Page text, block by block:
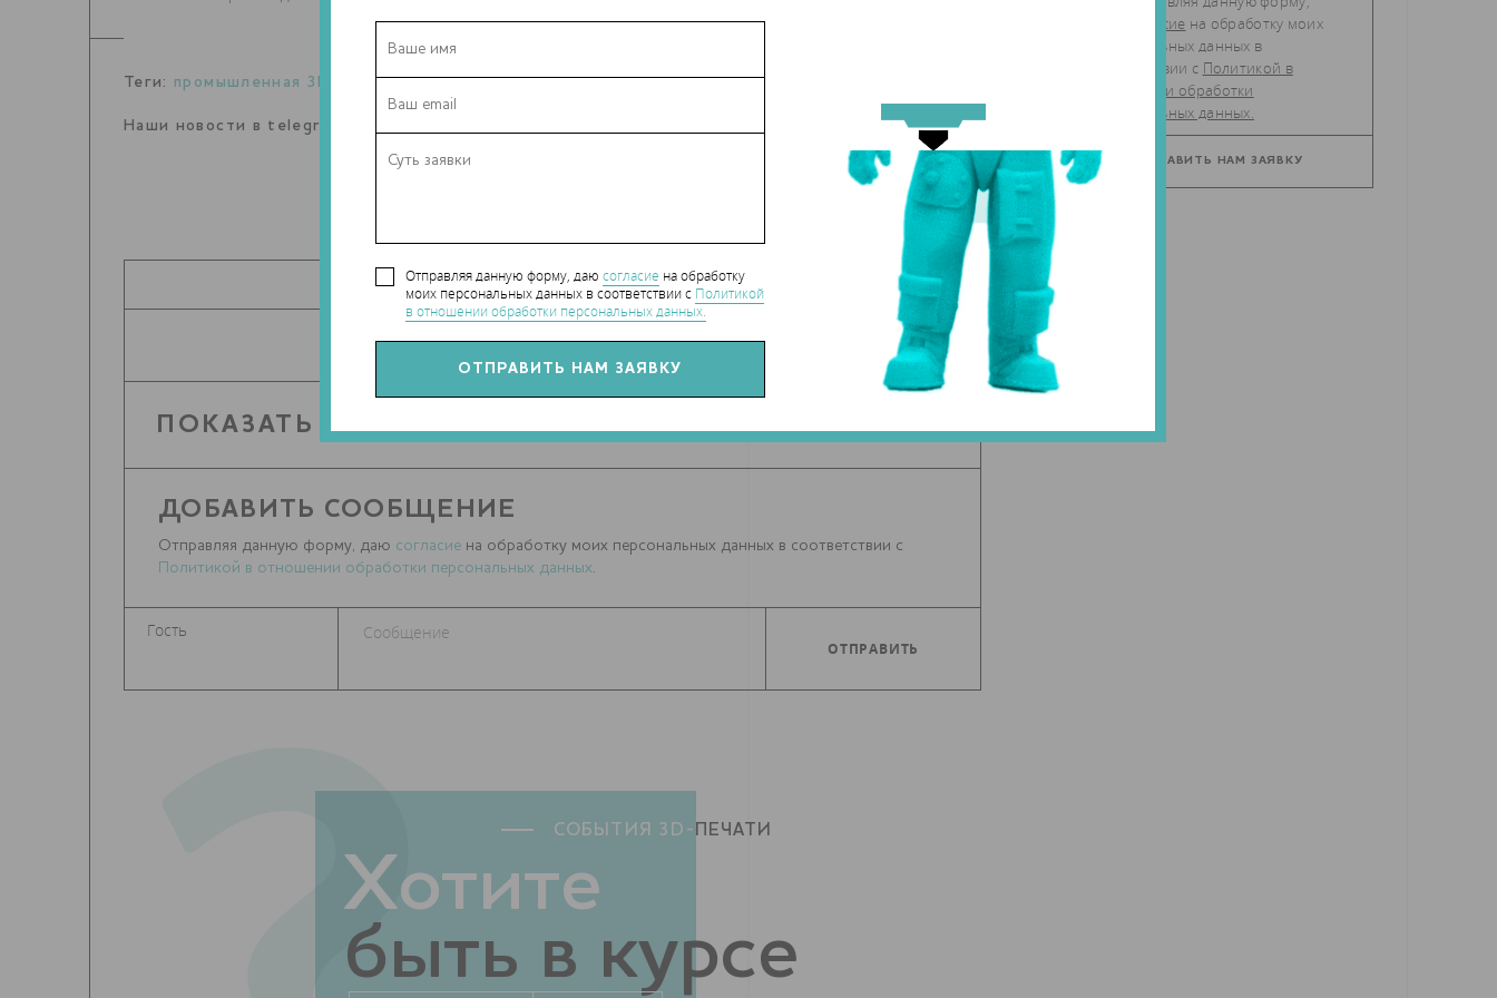
Отправляя данную форму, даю согласие на обработку
моих персональных данных в соответствии с Политикой
в отношении обработки персональных данных.
Теги: промышленная 3D-печать
Наши новости в telegram канале:
ПОДЕЛИТЬСЯ СТАТЬЕЙ С ДРУЗЬЯМИ
ПОКАЗАТЬ КОММЕНТАРИИ К СТАТЬЕ(0)
ДОБАВИТЬ СООБЩЕНИЕ
Отправляя данную форму, даю согласие на обработку моих персональных данных в соответствии с
Политикой в отношении обработки персональных данных.
Хотите
быть в курсе
СОБЫТИЯ 3D- ПЕЧАТИ
согласие
персональных данных в
соответствии с Политикой в
отношении обработки
персональных данных.